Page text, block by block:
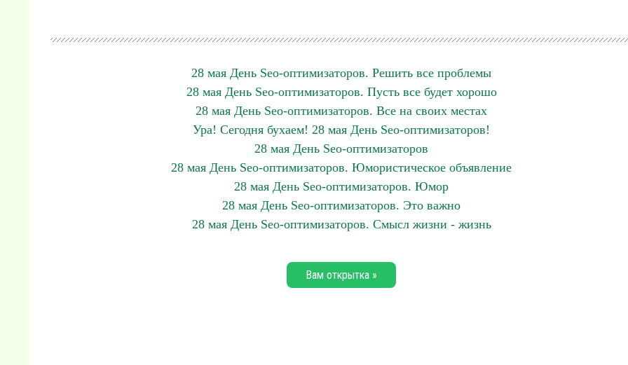
28 мая День Seo-оптимизаторов. Решить все проблемы
28 мая День Seo-оптимизаторов. Пусть все будет хорошо
28 мая День Seo-оптимизаторов. Все на своих местах
Ура! Сегодня бухаем! 28 мая День Seo-оптимизаторов!
28 мая День Seo-оптимизаторов
28 мая День Seo-оптимизаторов. Юмористическое объявление
28 мая День Seo-оптимизаторов. Юмор
28 мая День Seo-оптимизаторов. Это важно
28 мая День Seo-оптимизаторов. Смысл жизни - жизнь
Вам открытка »